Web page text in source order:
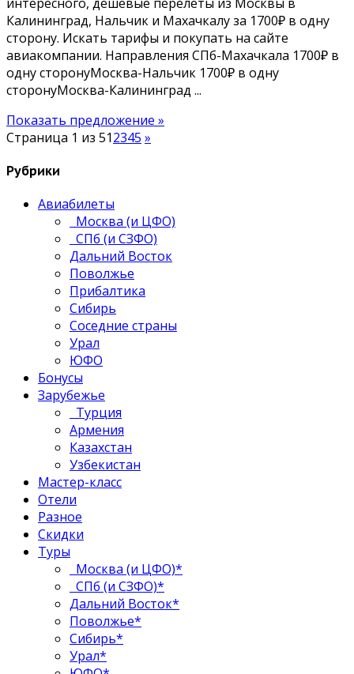
Калининград, Нальчик и Махачкалу за 1700₽ в одну
сторону. Искать тарифы и покупать на сайте
авиакомпании. Направления СПб-Махачкала 1700₽ в
одну сторонуМосква-Нальчик 1700₽ в одну
сторонуМосква-Калининград ...
Показать предложение »
Страница 1 из 512345 »
Рубрики
Авиабилеты
Москва (и ЦФО)
СПб (и СЗФО)
Дальний Восток
Поволжье
Прибалтика
Сибирь
Соседние страны
Урал
ЮФО
Бонусы
Зарубежье
Турция
Армения
Казахстан
Узбекистан
Мастер-класс
Отели
Разное
Скидки
Туры
Москва (и ЦФО)*
СПб (и СЗФО)*
Дальний Восток*
Поволжье*
Сибирь*
Урал*